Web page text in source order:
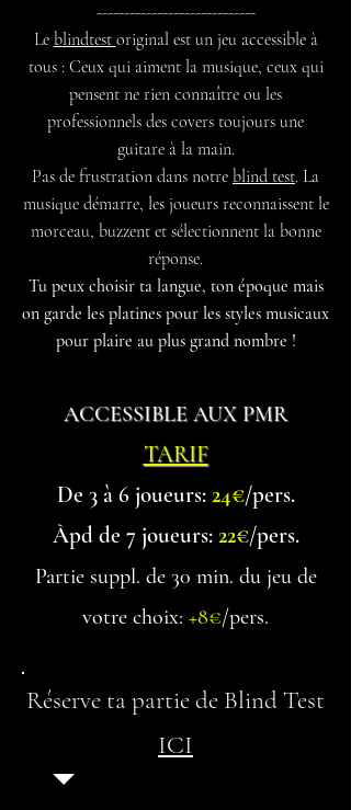
-----------------------------
Le blindtest originalest un jeu accessible à
tous : Ceux qui aiment la musique, ceux qui
pensent ne rien connaître ou les
professionnels des covers toujours une
guitare à la main.
‍Pas de frustration dans notre blind test. La
musique démarre, les joueurs reconnaissent le
morceau, buzzent et sélectionnent la bonne
réponse.
Tu peux choisir ta langue, ton époque mais
on garde les platines pour les styles musicaux
pour plaire au plus grand nombre !
ACCESSIBLE AUX PMR
TARIF
De 3 à 6 joueurs: 24€/pers.
Àpd de 7 joueurs: 22€/pers.
Partie suppl. de 30 min. du jeu de
votre choix: +8€/pers.
Réserve ta partie de Blind Test
ICI